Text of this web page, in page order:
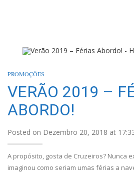
PROMOÇÕES
VERÃO 2019 –
ABORDO!
Posted on Dezembro 20, 2018 at
A propósito, gosta de Cruzeiros? Nunca
imaginou como seriam umas férias a